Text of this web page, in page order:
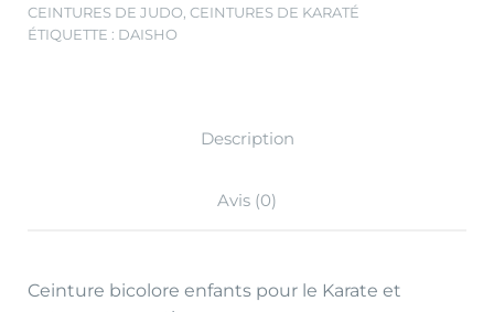
CEINTURES DE JUDO CEINTURES DE KARATÉ
ÉTIQUETTE : DAISHO
Description
Avis (0)
Ceinture bicolore enfants pour le Karate et